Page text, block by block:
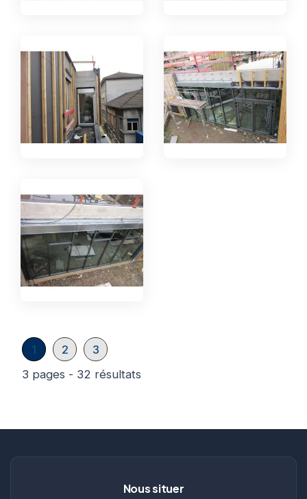
1 2
3
3 pages - 32 résultats
Nous situer